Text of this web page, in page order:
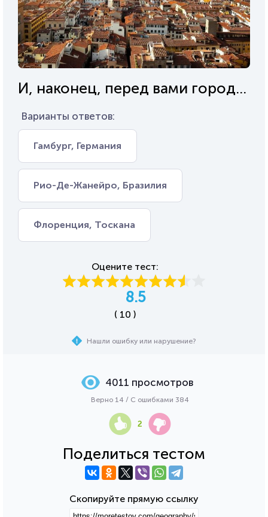
И, наконец, перед вами город...
Варианты ответов:
Гамбург, Германия
Рио-Де-Жанейро, Бразилия
Флоренция, Тоскана
Оцените тест:
8.5
( 10 )
Нашли ошибку или нарушение?
Поделиться тестом
Скопируйте прямую ссылку
4011 просмотров
Верно 14 / С ошибками 384
2